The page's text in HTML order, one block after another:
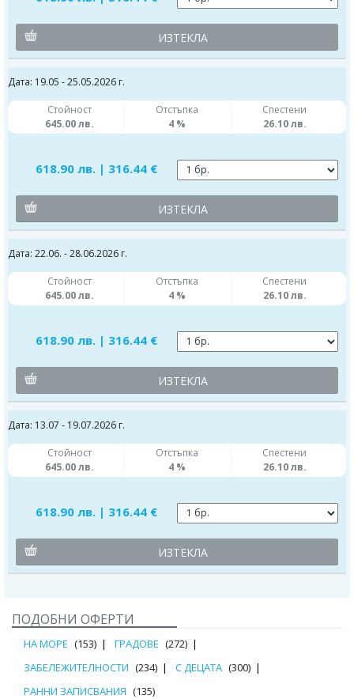
ИЗТЕКЛА
Дата: 19.05 - 25.05.2026 г.
Стойност
645.00 лв.
Отстъпка
4 %
Спестени
26.10 лв.
618.90 лв. | 316.44 €
ИЗТЕКЛА
Дата: 22.06. - 28.06.2026 г.
Стойност
645.00 лв.
Отстъпка
4 %
Спестени
26.10 лв.
618.90 лв. | 316.44 €
ИЗТЕКЛА
Дата: 13.07 - 19.07.2026 г.
Стойност
645.00 лв.
Отстъпка
4 %
Спестени
26.10 лв.
618.90 лв. | 316.44 €
ИЗТЕКЛА
ПОДОБНИ ОФЕРТИ
НА МОРЕ (153) ГРАДОВЕ (272)
ЗАБЕЛЕЖИТЕЛНОСТИ (234) С ДЕЦАТА (300)
РАННИ ЗАПИСВАНИЯ (135)